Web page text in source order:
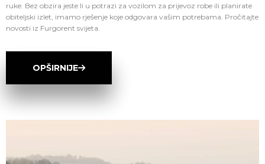
ruke. Bez obzira jeste li u potrazi za vozilom za prijevoz robe ili planirate
obiteljski izlet, imamo rješenje koje odgovara vašim potrebama. Pročitajte
novosti iz Furgorent svijeta.
OPŠIRNIJE